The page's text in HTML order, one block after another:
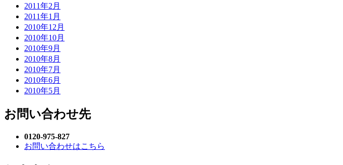
2011年2月
2011年1月
2010年12月
2010年10月
2010年9月
2010年8月
2010年7月
2010年6月
2010年5月
お問い合わせ先
0120-975-827
お問い合わせはこちら